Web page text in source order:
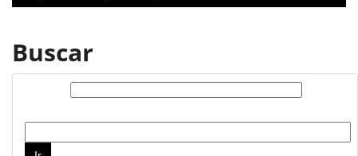
Buscar